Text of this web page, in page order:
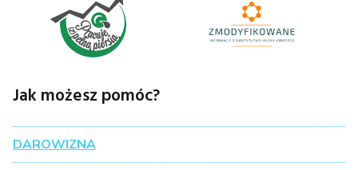
Jak możesz pomóc?
DAROWIZNA